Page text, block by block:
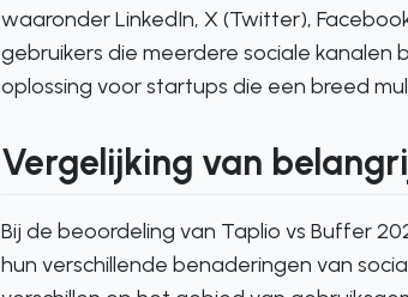
waaronder LinkedIn, X (Twitter),
gebruikers die meerdere sociale
oplossing voor startups die een breed
Vergelijking van
Bij de beoordeling van Taplio vs Buffer
hun verschillende benaderingen van